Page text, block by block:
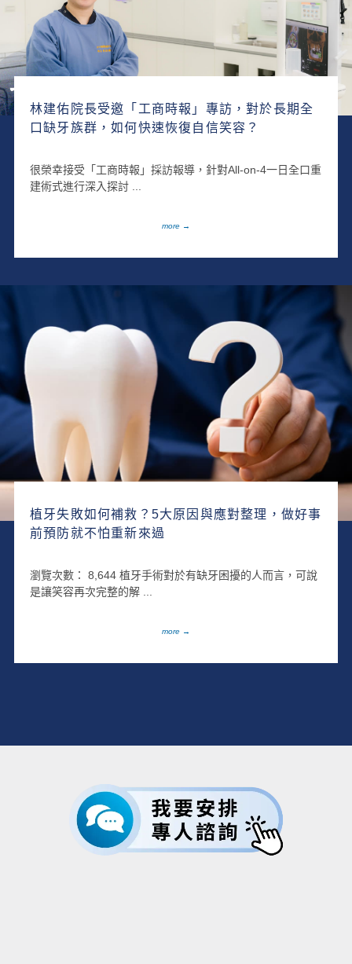
林建佑院長受邀「工商時報」專訪，對於長期全
口缺牙族群，如何快速恢復自信笑容？
很榮幸接受「工商時報」採訪報導，針對All-on-4一日全口重
建術式進行深入探討 ...
more →
植牙失敗如何補救？5大原因與應對整理，做好事
前預防就不怕重新來過
瀏覽次數： 8,644 植牙手術對於有缺牙困擾的人而言，可說
是讓笑容再次完整的解 ...
more →